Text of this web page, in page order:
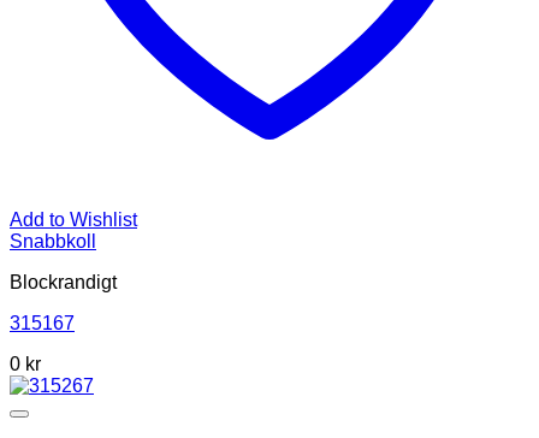
Add to Wishlist
Snabbkoll
Blockrandigt
315167
0 kr